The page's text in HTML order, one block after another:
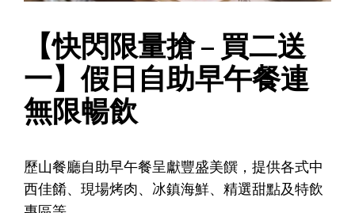
【快閃限量搶 – 買二送
一】假日自助早午餐連
無限暢飲
歷山餐廳自助早午餐呈獻豐盛美饌，提供各式中
西佳餚、現場烤肉、冰鎮海鮮、精選甜點及特飲